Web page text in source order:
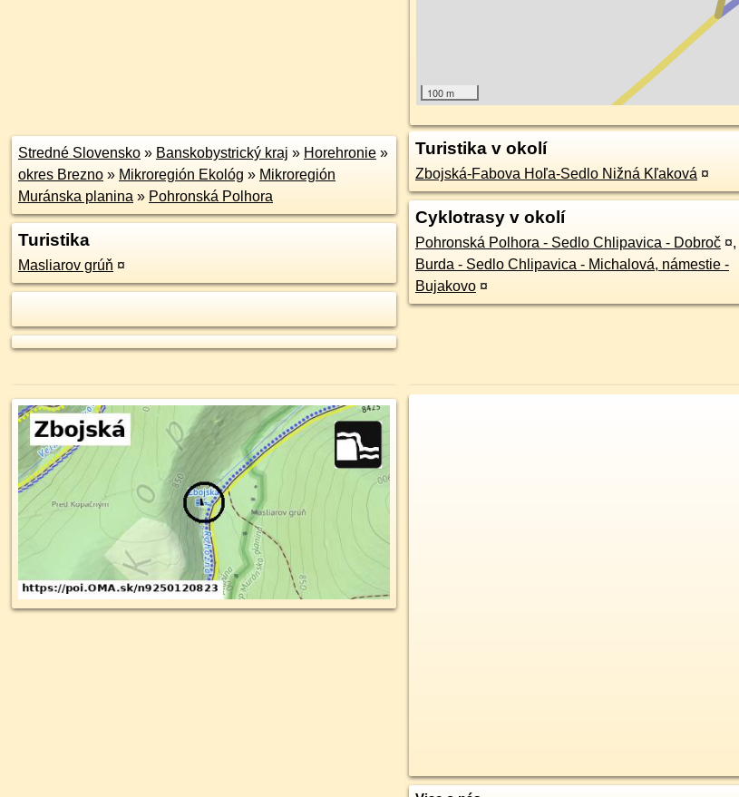
100 m
Stredné Slovensko » Banskobystrický kraj » Horehronie »
okres Brezno » Mikroregión Ekológ » Mikroregión
Muránska planina » Pohronská Polhora
Turistika
Masliarov grúň ¤
Turistika v okolí
Zbojská-Fabova Hoľa-Sedlo Nižná Kľaková ¤
Cyklotrasy v okolí
Pohronská Polhora - Sedlo Chlipavica - Dobroč ¤,
Burda - Sedlo Chlipavica - Michalová, námestie -
Bujakovo ¤